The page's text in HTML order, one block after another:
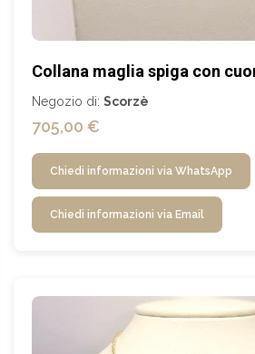
Negozio di: Scorzè
705,00 €
Chiedi informazioni via WhatsApp
Chiedi informazioni via Email